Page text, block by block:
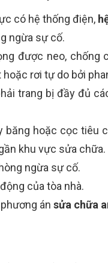
có hệ thống điện,
ngừa sự cố.
được neo, chống
rơi tự do bởi
trang bị đầy đủ
hoặc cọc tiêu
khu vực sửa chữa.
ngừa sự cố.
của tòa nhà.
án sửa chữa